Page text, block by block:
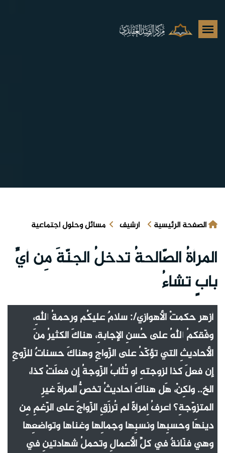
الصفحة الرئيسية ارشيف مسائل وحلول اجتماعية
المرأةُ الصّالحةُ تدخلُ الجنّةَ مِن أيِّ
بابٍ تشاءُ
أزهر حكمتْ الأهوازي‏/: سلامٌ عليكُم ورحمةُ اللهِ،
وفّقكمُ اللهُ على حُسنِ الإجابةِ، هناكَ الكثيرُ منَ
الأحاديثِ التي تؤكّدُ على الزّواجِ وهناكَ حسناتٌ للزّوجِ
إن فعلَ كذا لزوجتهِ او تُثابُ الزّوجةُ إن فعلَتْ كذا،
الخ.. ولكِنْ، هَل هناكَ أحاديثُ تخصُّ المرأةَ غيرِ
المتزوّجةِ؟ أعرفُ اِمرأةً لم تُرزَقِ الزّواجَ على الرّغمِ مِن
دينهَا وحسبِها ونسبِها وجمالِها وغناها وتواضعِها
وهي فنّانةٌ في كلِّ الأعمالِ وتحملُ شهادتينِ في